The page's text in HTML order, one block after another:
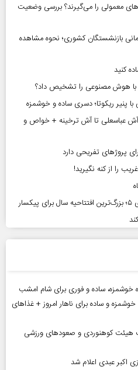
معمولی را می‌گیرند؟ بررسی وضعیت
۷۵ میلیون تومانی بازنشستگان کشوری؛ نحوه مشاهده
با هوش مصنوعی را تشخیص داد؟
پنیر ریکوتا؛ دسری ساده و خوشمزه
آش عباسعلی تا آش ترخینه + خواص و
پروژهای تفریحی دارد
را از کنه نگیرید!
کنم؟ | ۲۰ پیشنهاد خوشمزه و ساده برای ناهار امروز + غذاهای
هیئت کوهنوردی و صعودهای ورزشی
اکبر عبدی اعلام شد